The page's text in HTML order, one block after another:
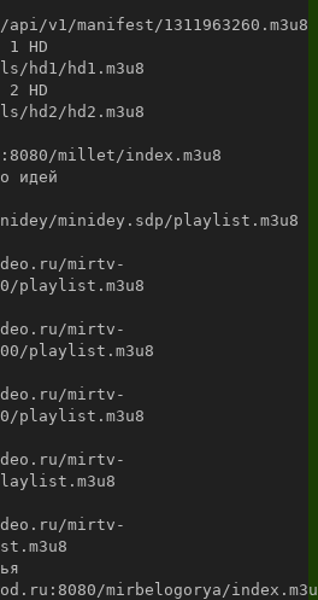
v1/manifest/1311963260.m3u8
1 HD
hd1/hd1.m3u8
2 HD
hd2/hd2.m3u8
millet/index.m3u8
идей
minidey.sdp/playlist.m3u8
mirtv-
playlist.m3u8
mirtv-
playlist.m3u8
mirtv-
playlist.m3u8
mirtv-
mirtv-
mirbelogorya/